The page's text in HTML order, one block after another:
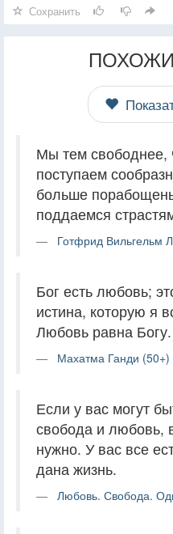
Сохранить
Мы тем
поступаем
больше
поддаемся
Готфрид Вильгельм
Бог есть любовь;
истина, которую я
Любовь равна Богу.
Махатма Ганди (50+)
Если у вас могут
свобода и любовь,
нужно. У вас все
дана жизнь.
Любовь. Свобода.